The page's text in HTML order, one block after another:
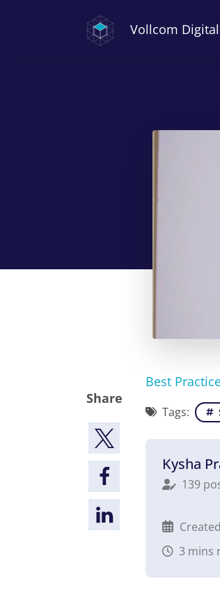
Vollcom Digital
Share
Best
Tags:
Kysha
139
3 mins